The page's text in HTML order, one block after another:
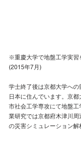
※重慶大学で地盤工学実習
(2015年7月)
学士終了後は京都大学へ
日本に住んでいます。京
市社会工学専攻にて地盤
業研究では京都府木津川
の災害シミュレーション解